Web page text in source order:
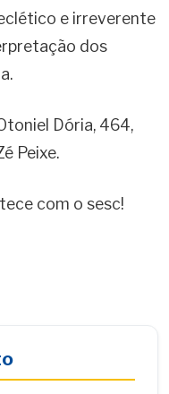
e irreverente
dos
Dória, 464,
Peixe.
com o sesc!